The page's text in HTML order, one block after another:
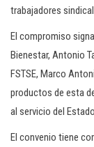
trabajadores
El compromiso
Bienestar, Antonio
FSTSE, Marco
productos de esta
al servicio del
El convenio tiene